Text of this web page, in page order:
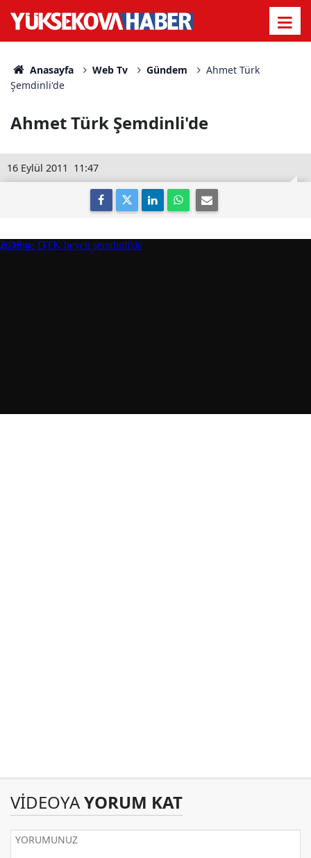
Anasayfa Web Tv Gündem
Ahmet Türk
Şemdinli'de
Ahmet Türk Şemdinli'de
11:47
16 Eylül 2011
VİDEOYAYORUM KAT